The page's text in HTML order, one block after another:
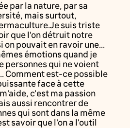
par la nature, par sa
mais surtout,
suis triste
que l'on détruit notre
on pouvait en ravoir une...
émotions quand je
personnes qui ne voient
Comment est-ce possible
face à cette
c'est ma passion
aussi rencontrer de
qui sont dans la même
savoir que l'on a l'outil